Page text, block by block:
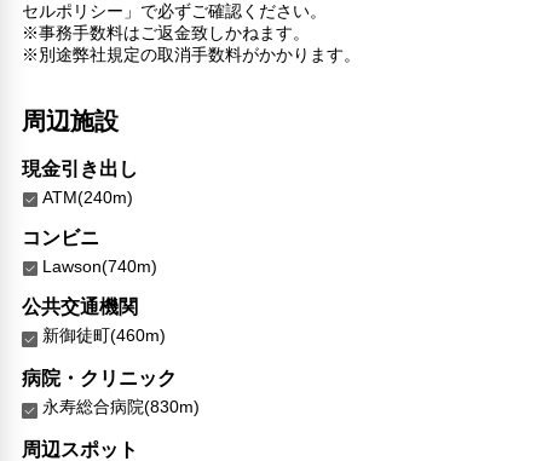
セルポリシー」で必ずご確認ください。
※事務手数料はご返金致しかねます。
※別途弊社規定の取消手数料がかかります。
周辺施設
現金引き出し
ATM(240m)
コンビニ
Lawson(740m)
公共交通機関
新御徒町(460m)
病院・クリニック
永寿総合病院(830m)
周辺スポット